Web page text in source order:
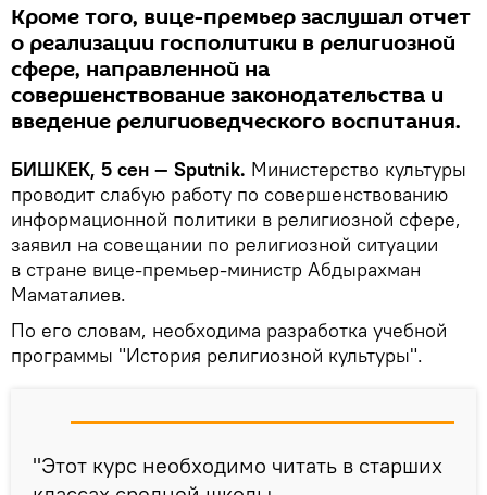
Кроме того, вице-премьер заслушал отчет
о реализации госполитики в религиозной
сфере, направленной на
совершенствование законодательства и
введение религиоведческого воспитания.
БИШКЕК, 5 сен — Sputnik. Министерство культуры
проводит слабую работу по совершенствованию
информационной политики в религиозной сфере,
заявил на совещании по религиозной ситуации
в стране вице-премьер-министр Абдырахман
Маматалиев.
По его словам, необходима разработка учебной
программы "История религиозной культуры".
"Этот курс необходимо читать в старших